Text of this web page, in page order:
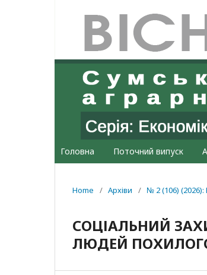
Головна Поточний випуск
Home / Архіви / № 2 (106)
СОЦІАЛЬНИЙ
ЛЮДЕЙ ПОХИЛОГО